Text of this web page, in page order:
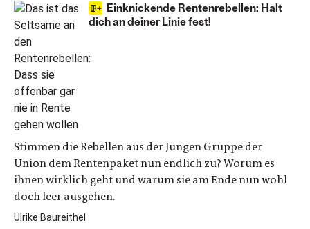
Einknickende Rentenrebellen: Halt
dich an deiner Linie fest!
Stimmen die Rebellen aus der Jungen Gruppe der
Union dem Rentenpaket nun endlich zu? Worum es
ihnen wirklich geht und warum sie am Ende nun wohl
doch leer ausgehen.
Ulrike Baureithel